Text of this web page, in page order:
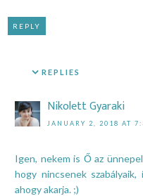
REPLY
REPLIES
Nikolett Gyaraki
JANUARY 2, 2018 AT
Igen, nekem is Ő az
hogy nincsenek
ahogy akarja. ;)